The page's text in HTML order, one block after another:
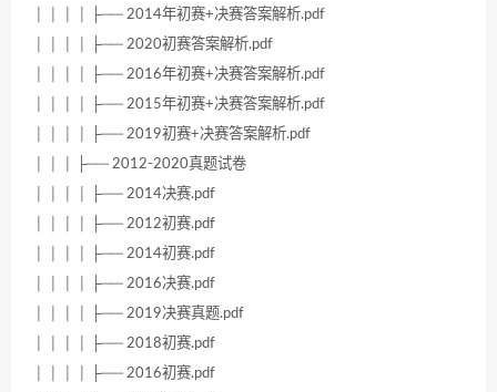
│ │ │ │ ├── 2014年初赛+决赛答案解析.pdf
│ │ │ │ ├── 2020初赛答案解析.pdf
│ │ │ │ ├── 2016年初赛+决赛答案解析.pdf
│ │ │ │ ├── 2015年初赛+决赛答案解析.pdf
│ │ │ │ ├── 2019初赛+决赛答案解析.pdf
│ │ │ ├── 2012-2020真题试卷
│ │ │ │ ├── 2014决赛.pdf
│ │ │ │ ├── 2012初赛.pdf
│ │ │ │ ├── 2014初赛.pdf
│ │ │ │ ├── 2016决赛.pdf
│ │ │ │ ├── 2019决赛真题.pdf
│ │ │ │ ├── 2018初赛.pdf
│ │ │ │ ├── 2016初赛.pdf